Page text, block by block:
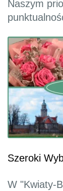
Naszym
Szeroki
W "Kwiaty-